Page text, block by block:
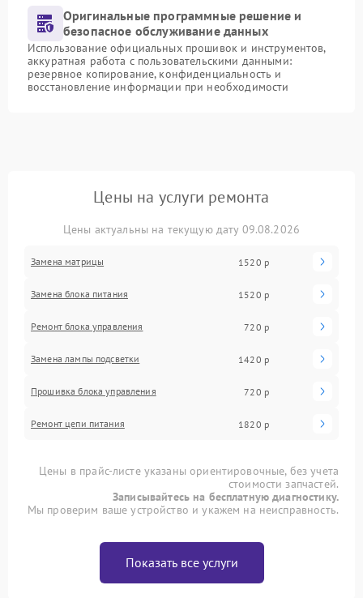
Оригинальные программные решение и
безопасное обслуживание данных
Использование официальных прошивок и инструментов,
аккуратная работа с пользовательскими данными:
резервное копирование, конфиденциальность и
восстановление информации при необходимости
Цены на услуги ремонта
Цены актуальны на текущую дату 09.08.2026
Замена матрицы 1520 р
Замена блока питания 1520 р
Ремонт блока управления 720 р
Замена лампы подсветки 1420 р
Прошивка блока управления 720 р
Ремонт цепи питания 1820 р
Цены в прайс-листе указаны ориентировочные, без учета
стоимости запчастей.
Записывайтесь на бесплатную диагностику.
Мы проверим ваше устройство и укажем на неисправность.
Показать все услуги